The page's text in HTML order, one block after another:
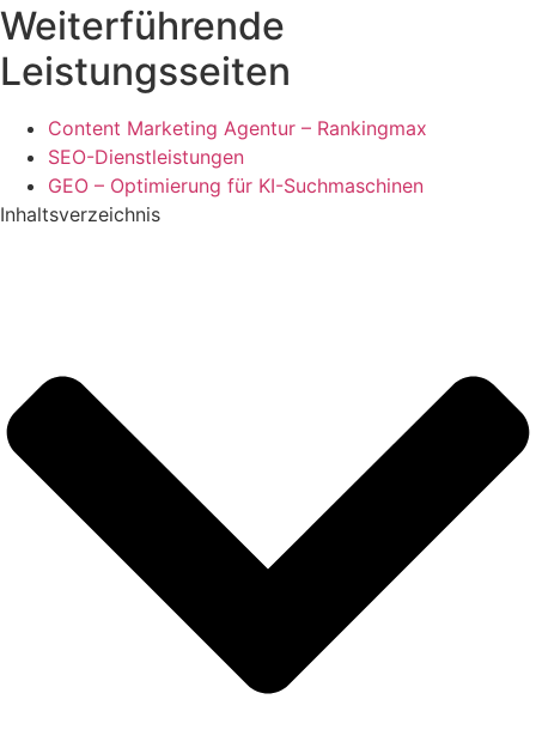
Weiterführende
Leistungsseiten
Content Marketing Agentur – Rankingmax
SEO-Dienstleistungen
GEO – Optimierung für KI-Suchmaschinen
Inhaltsverzeichnis